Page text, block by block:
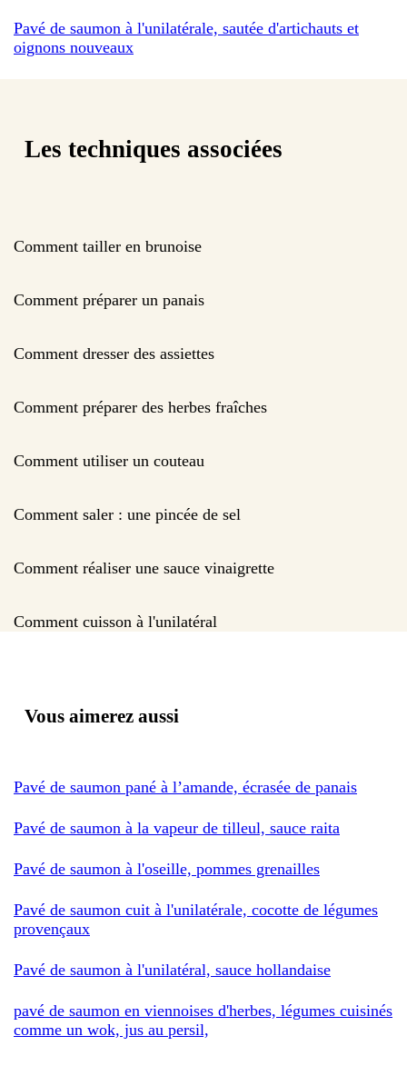
Pavé de saumon à l'unilatérale, sautée d'artichauts et
oignons nouveaux
Les techniques associées
Comment tailler en brunoise
Comment préparer un panais
Comment dresser des assiettes
Comment préparer des herbes fraîches
Comment utiliser un couteau
Comment saler : une pincée de sel
Comment réaliser une sauce vinaigrette
Comment cuisson à l'unilatéral
Vous aimerez aussi
Pavé de saumon pané à l’amande, écrasée de panais
Pavé de saumon à la vapeur de tilleul, sauce raita
Pavé de saumon à l'oseille, pommes grenailles
Pavé de saumon cuit à l'unilatérale, cocotte de légumes
provençaux
Pavé de saumon à l'unilatéral, sauce hollandaise
pavé de saumon en viennoises d'herbes, légumes cuisinés
comme un wok, jus au persil,